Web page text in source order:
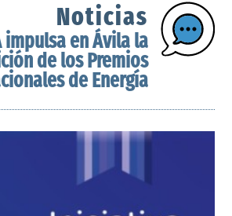
Noticias
impulsa en Ávila la
de los Premios
de Energía